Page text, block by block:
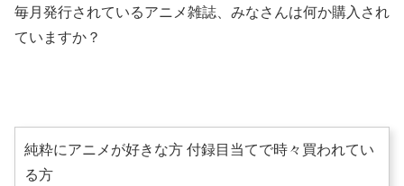
毎月発行されているアニメ雑誌、みなさんは何か購入され
ていますか？
純粋にアニメが好きな方 付録目当てで時々買われてい
る方